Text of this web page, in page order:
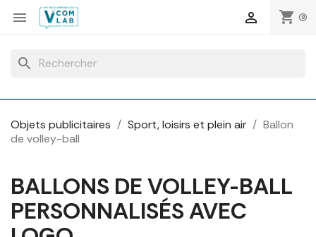
 shopping_cart (0)

search
Objets publicitaires Sport, loisirs et plein air
Ballon
de volley-ball
BALLONS DE VOLLEY-BALL
PERSONNALISÉS AVEC
Panneau de gestion des cookies